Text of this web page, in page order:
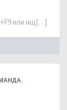
или ищ[…]